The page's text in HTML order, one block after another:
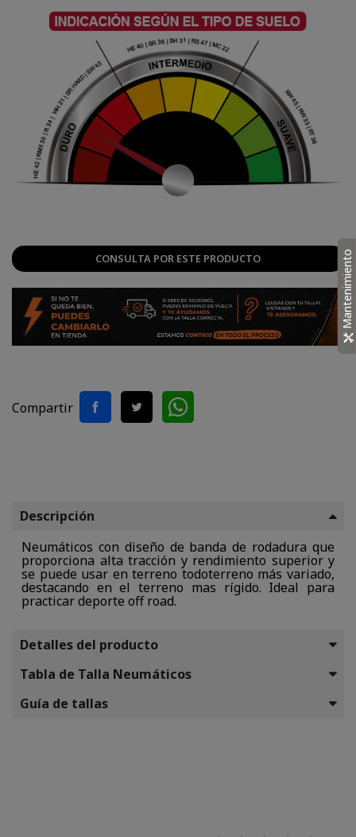
CONSULTA POR ESTE PRODUCTO
Compartir
Descripción
Neumáticos con diseño de banda de rodadura que
proporciona alta tracción y rendimiento superior y
se puede usar en terreno todoterreno más variado,
destacando en el terreno mas rígido. Ideal para
practicar deporte off road.
Detalles del producto
Tabla de Talla Neumáticos
Guía de tallas
Mantenimiento